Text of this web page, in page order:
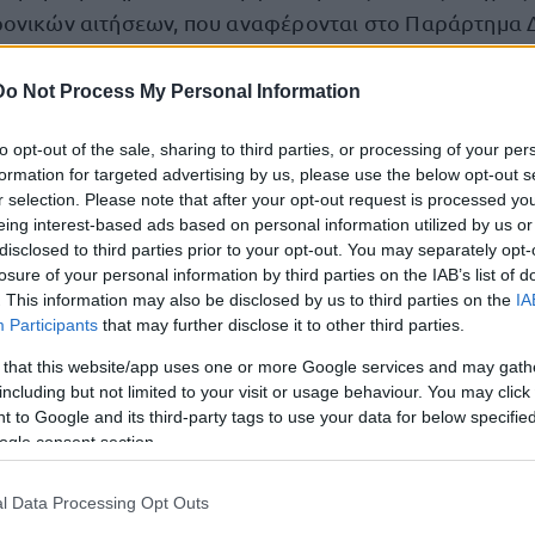
Not Process My Personal Information
opt-out of the sale, sharing to third parties, or processing of your
for targeted advertising by us, please use the below opt-out
selection. Please note that after your opt-out request is processed
interest-based ads based on personal information utilized by us
to third parties prior to your opt-out. You may separately
of your personal information by third parties on the IAB’s list of
This information may also be disclosed by us to third parties on the
Participants that may further disclose it to other third parties.
that this website/app uses one or more Google services and may
but not limited to your visit or usage behaviour. You may
to Google and its third-party tags to use your data for below
consent section.
Data Processing Opt Outs
αιτήσεων, που αναφέρονται στο Παράρτημα
συμπλήρωσης της ηλεκτρονικής αίτησης είναι
των ηλεκτρονικών αιτήσεων συμμετοχής στο
ημέρα Τετάρτη και ώρα 08:00 το πρωί και λήγει
14:00 το μεσημέρι.
το σχετικό ΦΕΚ, πατώντας εδώ.
Αγγλικών σε μόνο 2 ημέρες στα